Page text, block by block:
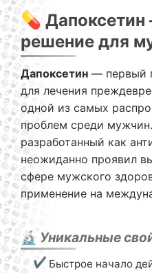
💊
решение для
Дапоксетин — первый
для лечения
одной из самых
проблем среди
разработанный как
неожиданно проявил
сфере мужского
применение на
🔬 Уникальные
Быстрое начало